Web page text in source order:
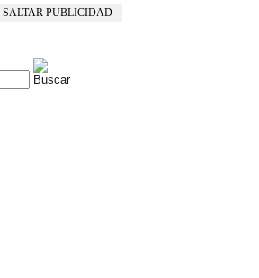
SALTAR PUBLICIDAD